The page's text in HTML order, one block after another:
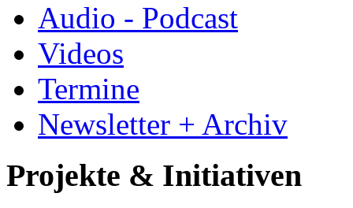
Audio - Podcast
Videos
Termine
Newsletter + Archiv
Projekte & Initiativen